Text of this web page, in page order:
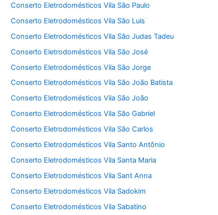
Conserto Eletrodomésticos Vila São Paulo
Conserto Eletrodomésticos Vila São Luis
Conserto Eletrodomésticos Vila São Judas Tadeu
Conserto Eletrodomésticos Vila São José
Conserto Eletrodomésticos Vila São Jorge
Conserto Eletrodomésticos Vila São João Batista
Conserto Eletrodomésticos Vila São João
Conserto Eletrodomésticos Vila São Gabriel
Conserto Eletrodomésticos Vila São Carlos
Conserto Eletrodomésticos Vila Santo Antônio
Conserto Eletrodomésticos Vila Santa Maria
Conserto Eletrodomésticos Vila Sant Anna
Conserto Eletrodomésticos Vila Sadokim
Conserto Eletrodomésticos Vila Sabatino